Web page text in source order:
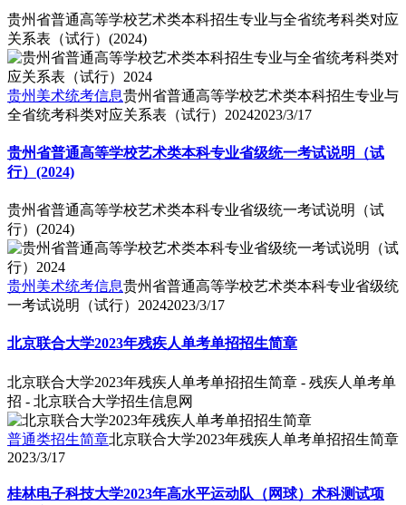
贵州省普通高等学校艺术类本科招生专业与全省统考科类对应
关系表（试行）(2024)
贵州美术统考信息贵州省普通高等学校艺术类本科招生专业与
全省统考科类对应关系表（试行）20242023/3/17
贵州省普通高等学校艺术类本科专业省级统一考试说明（试
行）(2024)
贵州省普通高等学校艺术类本科专业省级统一考试说明（试
行）(2024)
贵州美术统考信息贵州省普通高等学校艺术类本科专业省级统
一考试说明（试行）20242023/3/17
北京联合大学2023年残疾人单考单招招生简章
北京联合大学2023年残疾人单考单招招生简章 - 残疾人单考单
招 - 北京联合大学招生信息网
普通类招生简章北京联合大学2023年残疾人单考单招招生简章
2023/3/17
桂林电子科技大学2023年高水平运动队（网球）术科测试项